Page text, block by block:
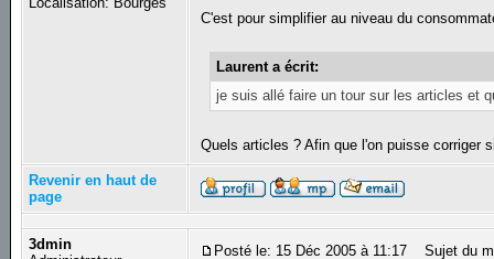
C'est pour simplifier au niveau du
Laurent a écrit:
je suis allé faire un tour sur les articles et
Quels articles ? Afin que l'on puisse
Revenir en haut de
page
3dmin
Posté le: 15 Déc 2005 à 11:17 Sujet du